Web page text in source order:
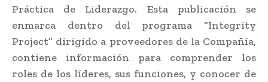
Práctica de Liderazgo. Esta publicación se
enmarca dentro del programa “Integrity
Project” dirigido a proveedores de la Compañía,
contiene información para comprender los
roles de los líderes, sus funciones, y conocer de